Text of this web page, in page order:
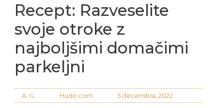
Recept: Razveselite
svoje otroke z
najboljšimi domačimi
parkeljni
A. G. Hudo.com 5 decembra, 2022